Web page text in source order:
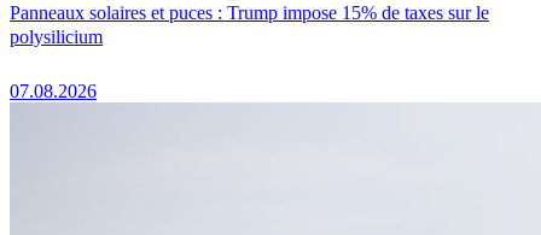
Panneaux solaires et puces : Trump impose 15% de taxes sur le
polysilicium
07.08.2026